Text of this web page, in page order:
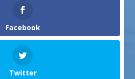
Facebook
Twitter